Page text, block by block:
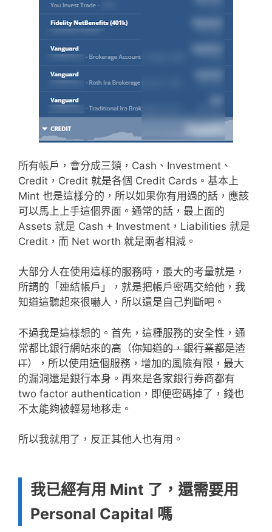
所有帳戶，會分成三類，Cash、Investment、
Credit，Credit 就是各個 Credit Cards。基本上
Mint 也是這樣分的，所以如果你有用過的話，應該
可以馬上上手這個界面。通常的話，最上面的
Assets 就是 Cash + Investment，Liabilities 就是
Credit，而 Net worth 就是兩者相減。
大部分人在使用這樣的服務時，最大的考量就是，
所謂的「連結帳戶」，就是把帳戶密碼交給他，我
知道這聽起來很嚇人，所以還是自己判斷吧。
不過我是這樣想的。首先，這種服務的安全性，通
常都比銀行網站來的高（你知道的，銀行業都是渣
IT），所以使用這個服務，增加的風險有限，最大
的漏洞還是銀行本身。再來是各家銀行券商都有
two factor authentication，即便密碼掉了，錢也
不太能夠被輕易地移走。
所以我就用了，反正其他人也有用。
我已經有用 Mint 了，還需要用
Personal Capital 嗎